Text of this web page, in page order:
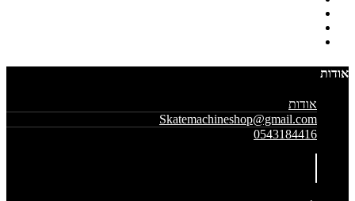
אודות
אודות
Skatemachineshop@gmail.com
0543184416